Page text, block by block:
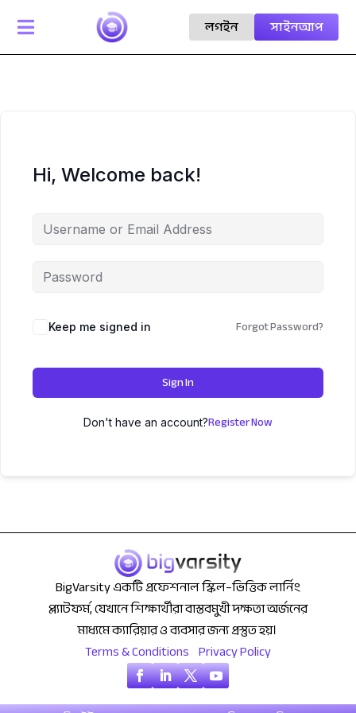
 সাইনআপ
লগইন
Hi, Welcome back!
Keep me signed in Forgot Password?
Sign In
Don't have an account?Register Now
BigVarsity একটি প্রফেশনাল স্কিল–ভিত্তিক লার্নিং
প্ল্যাটফর্ম, যেখানে শিক্ষার্থীরা বাস্তবমুখী দক্ষতা অর্জনের
মাধ্যমে ক্যারিয়ার ও ব্যবসার জন্য প্রস্তুত হয়।
Terms & Conditions Privacy Policy